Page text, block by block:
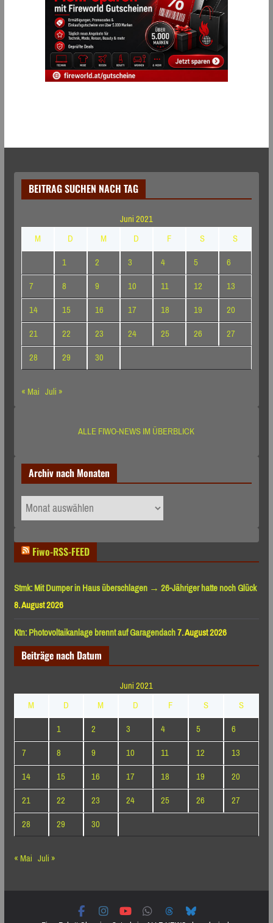
BEITRAG SUCHEN NACH TAG
Juni 2021
M
D M D F S
S
1
2 3 4 5
6
7
8 9 10 11 12
13
14
15 16 17 18 19
20
21
22 23 24 25 26
27
28
29
30
« Mai Juli »
ALLE FIWO-NEWS IM ÜBERBLICK
Archiv nach Monaten
Archiv
nach
Fiwo-RSS-FEED
Stmk: Mit Dumper in Haus überschlagen → 26-Jähriger hatte noch Glück
8. August 2026
Ktn: Photovoltaikanlage brennt auf Garagendach7. August 2026
Beiträge nach Datum
Juni 2021
M
D M D F S
S
1
2 3 4 5
6
7
8 9 10 11 12
13
14
15 16 17 18 19
20
21
22 23 24 25 26
27
28
29
30
« Mai Juli »